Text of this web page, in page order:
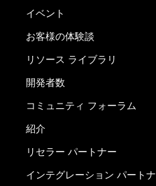
イベント
お客様の体験談
リソース ライブラリ
開発者数
コミュニティ フォーラム
紹介
リセラー パートナー
インテグレーション パートナ